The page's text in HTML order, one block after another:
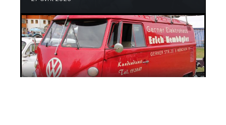
Quel utilitaire choisir en 2020 ?